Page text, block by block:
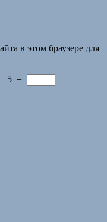
в этом браузере для
5 =